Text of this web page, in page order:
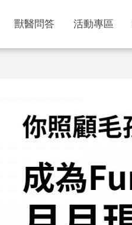
獸醫問答 活動專區